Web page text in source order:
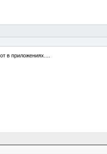
в приложениях....